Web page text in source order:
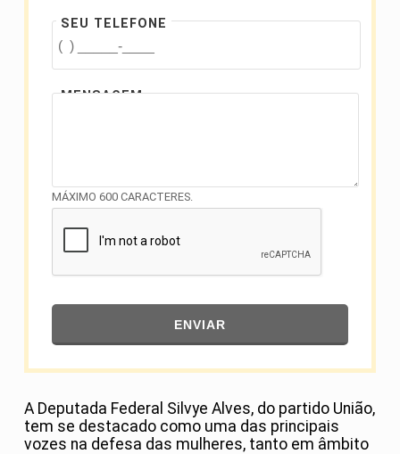
SEU TELEFONE
MENSAGEM
MÁXIMO 600 CARACTERES.
ENVIAR
A Deputada Federal Silvye Alves, do partido União,
tem se destacado como uma das principais
vozes na defesa das mulheres, tanto em âmbito